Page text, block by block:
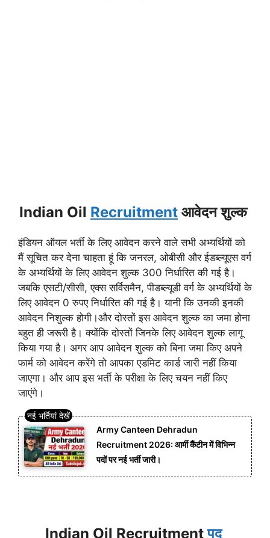
Indian Oil Recruitment आवेदन शुल्क
इंडियन ऑयल भर्ती के लिए आवेदन करने वाले सभी अभ्यर्थियों को
मैं सूचित कर देना चाहता हूं कि जनरल, ओबीसी और ईडब्ल्यूएस वर्ग
के अभ्यर्थियों के लिए आवेदन शुल्क 300 निर्धारित की गई है।
जबकि एसटी/सीसी, एक्स सर्विसमैन, पीडब्ल्यूडी वर्ग के अभ्यर्थियों के
लिए आवेदन 0 रुपए निर्धारित की गई है। यानी कि उनकी इनकी
आवेदन निशुल्क होगी।और दोस्तों इस आवेदन शुल्क का जमा होना
बहुत ही जरूरी है। क्योंकि दोस्तों जिनके लिए आवेदन शुल्क लागू
किया गया है। अगर आप आवेदन शुल्क को बिना जमा किए अपने
फार्म को आवेदन करेंगे तो आपका एडमिट कार्ड जारी नहीं किया
जाएगा। और आप इस भर्ती के परीक्षा के लिए चयन नहीं किए
जाएंगे।
Army Canteen Dehradun
Recruitment 2026: आर्मी कैंटीन में विभिन्न
पदों पर नई भर्ती जारी।
Indian Oil Recruitmentपद